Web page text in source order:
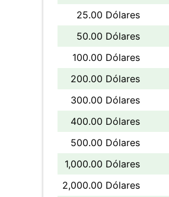
25.00 Dólares
50.00 Dólares
100.00 Dólares
200.00 Dólares
300.00 Dólares
400.00 Dólares
500.00 Dólares
1,000.00 Dólares
2,000.00 Dólares